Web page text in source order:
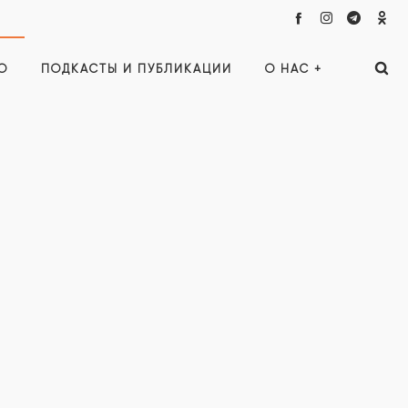
ПОДКАСТЫ И ПУБЛИКАЦИИ О НАС +